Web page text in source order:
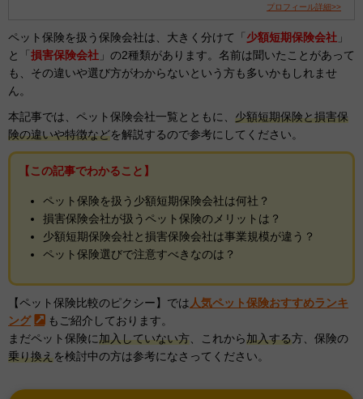
プロフィール詳細>>
ペット保険を扱う保険会社は、大きく分けて「 少額短期保険会社 」
と「 損害保険会社 」の2種類があります。名前は聞いたことがあって
も、その違いや選び方がわからないという方も多いかもしれませ
ん。
本記事では、ペット保険会社一覧とともに、 少額短期保険と損害保
険の違いや特徴などを解説するので参考にしてください。
【この記事でわかること】
ペット保険を扱う少額短期保険会社は何社？
損害保険会社が扱うペット保険のメリットは？
少額短期保険会社と損害保険会社は事業規模が違う？
ペット保険選びで注意すべきなのは？
【ペット保険比較のピクシー】では人気ペット保険おすすめランキ
ング
もご紹介しております。
まだペット保険に加入していない方、これから加入する方、保険の
乗り換えを検討中の方は参考になさってください。